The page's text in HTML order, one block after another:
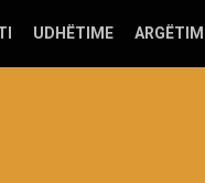
UDHËTIME ARGËTIM